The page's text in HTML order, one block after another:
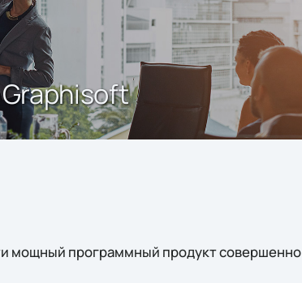
мощный программный продукт совершенно